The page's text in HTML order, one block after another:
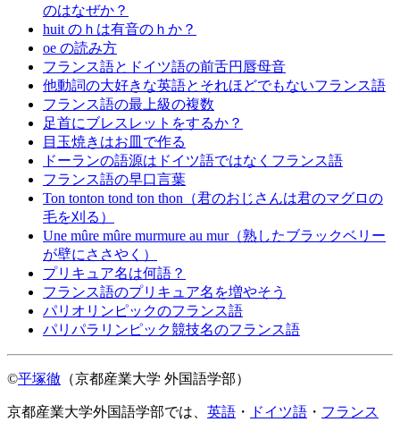
のはなぜか？
huit のｈは有音のｈか？
oe の読み方
フランス語とドイツ語の前舌円唇母音
他動詞の大好きな英語とそれほどでもないフランス語
フランス語の最上級の複数
足首にブレスレットをするか？
目玉焼きはお皿で作る
ドーランの語源はドイツ語ではなくフランス語
フランス語の早口言葉
Ton tonton tond ton thon（君のおじさんは君のマグロの
毛を刈る）
Une mûre mûre murmure au mur（熟したブラックベリー
が壁にささやく）
プリキュア名は何語？
フランス語のプリキュア名を増やそう
パリオリンピックのフランス語
パリパラリンピック競技名のフランス語
©平塚徹 （京都産業大学 外国語学部）
京都産業大学外国語学部では、 英語 ・ ドイツ語 ・ フランス